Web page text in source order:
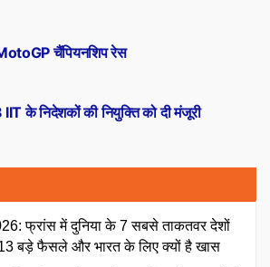
8 IIT के निदेशकों की नियुक्ति को दी मंजूरी
चैंपियनशिप रेस
फ्रांस में दुनिया के 7 सबसे ताकतवर देशों
बड़े फैसले और भारत के लिए क्यों है खास